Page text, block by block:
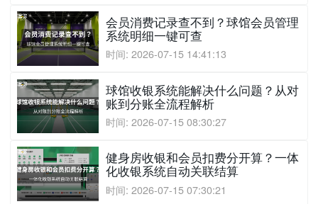
会员消费记录查不到？球馆会员管理
系统明细一键可查
时间: 2026-07-15 14:41:13
球馆收银系统能解决什么问题？从对
账到分账全流程解析
时间: 2026-07-15 08:30:27
健身房收银和会员扣费分开算？一体
化收银系统自动关联结算
时间: 2026-07-15 07:30:21